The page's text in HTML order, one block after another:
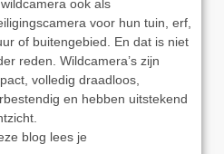
ook als
voor hun tuin, erf,
of buitengebied. En dat is niet
reden. Wildcamera’s zijn
volledig draadloos,
en hebben uitstekend
blog lees je